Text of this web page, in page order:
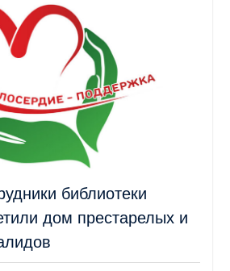
библиотеки
дом престарелых и